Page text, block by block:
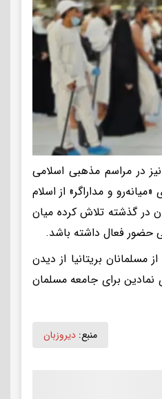
در مراسم مذهبی اسلامی
و مداراگر» از اسلام
در گذشته تلاش کرده میان
حضور فعال داشته باشد.
بریتانیا از دیدن
نمادین برای جامعه مسلمان
منبع: دیروزبان